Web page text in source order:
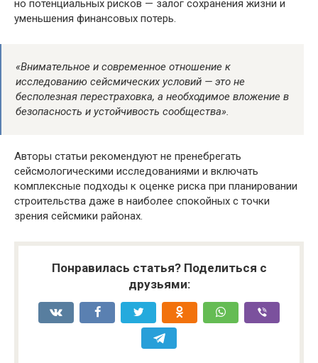
но потенциальных рисков — залог сохранения жизни и
уменьшения финансовых потерь.
«Внимательное и современное отношение к
исследованию сейсмических условий — это не
бесполезная перестраховка, а необходимое вложение в
безопасность и устойчивость сообщества».
Авторы статьи рекомендуют не пренебрегать
сейсмологическими исследованиями и включать
комплексные подходы к оценке риска при планировании
строительства даже в наиболее спокойных с точки
зрения сейсмики районах.
Понравилась статья? Поделиться с
друзьями: